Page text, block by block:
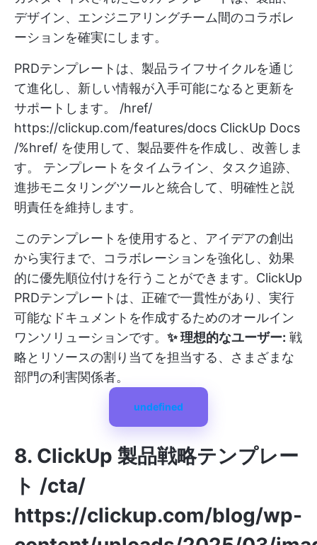
デザイン、エンジニアリングチーム間のコラボレ
ーションを確実にします。
PRDテンプレートは、製品ライフサイクルを通じ
て進化し、新しい情報が入手可能になると更新を
サポートします。 /href/
https://clickup.com/features/docs ClickUp Docs
/%href/ を使用して、製品要件を作成し、改善しま
す。 テンプレートをタイムライン、タスク追跡、
進捗モニタリングツールと統合して、明確性と説
明責任を維持します。
このテンプレートを使用すると、アイデアの創出
から実行まで、コラボレーションを強化し、効果
的に優先順位付けを行うことができます。ClickUp
PRDテンプレートは、正確で一貫性があり、実行
可能なドキュメントを作成するためのオールイン
ワンソリューションです。 ✨ 理想的なユーザー: 戦
略とリソースの割り当てを担当する、さまざまな
部門の利害関係者。
undefined
8. ClickUp 製品戦略テンプレー
ト /cta/
https://clickup.com/blog/wp-